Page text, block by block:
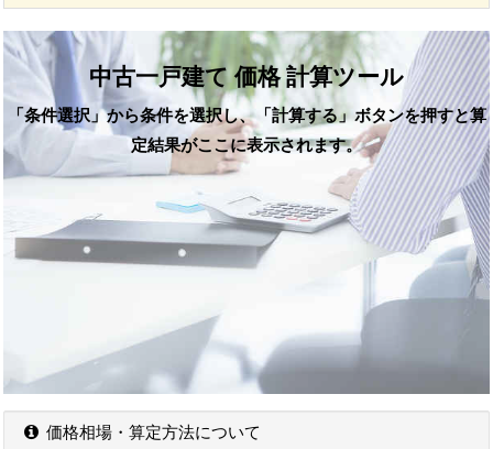
中古一戸建て 価格 計算ツール
「条件選択」から条件を選択し、「計算する」ボタンを押すと算
定結果がここに表示されます。
価格相場・算定方法について